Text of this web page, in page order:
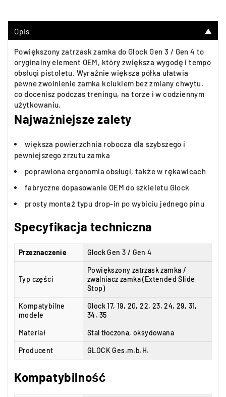
Opis ▼
Powiększony zatrzask zamka do Glock Gen 3 / Gen 4 to
oryginalny element OEM, który zwiększa wygodę i tempo
obsługi pistoletu. Wyraźnie większa półka ułatwia
pewne zwolnienie zamka kciukiem bez zmiany chwytu,
co docenisz podczas treningu, na torze i w codziennym
użytkowaniu.
Najważniejsze zalety
większa powierzchnia robocza dla szybszego i
pewniejszego zrzutu zamka
poprawiona ergonomia obsługi, także w rękawicach
fabryczne dopasowanie OEM do szkieletu Glock
prosty montaż typu drop-in po wybiciu jednego pinu
Specyfikacja techniczna
Przeznaczenie Glock Gen 3 / Gen 4
Typ części
Powiększony zatrzask zamka /
zwalniacz zamka (Extended Slide
Stop)
Kompatybilne
modele
Glock 17, 19, 20, 22, 23, 24, 29, 31,
34, 35
Materiał Stal tłoczona, oksydowana
Producent GLOCK Ges.m.b.H.
Kompatybilność